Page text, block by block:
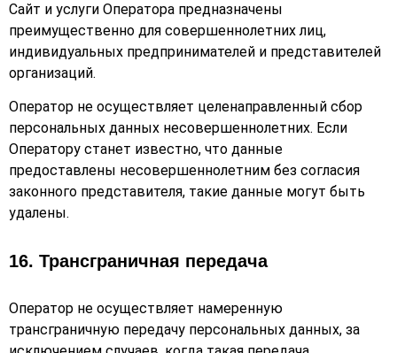
Сайт и услуги Оператора предназначены
преимущественно для совершеннолетних лиц,
индивидуальных предпринимателей и представителей
организаций.
Оператор не осуществляет целенаправленный сбор
персональных данных несовершеннолетних. Если
Оператору станет известно, что данные
предоставлены несовершеннолетним без согласия
законного представителя, такие данные могут быть
удалены.
16. Трансграничная передача
Оператор не осуществляет намеренную
трансграничную передачу персональных данных, за